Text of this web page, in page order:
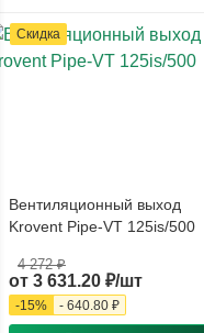
Скидка
Вентиляционный выход
Krovent Pipe-VT 125is/500
от 3 631.20 ₽/шт
4 272 ₽
-15% - 640.80 ₽